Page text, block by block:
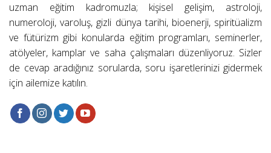
uzman eğitim kadromuzla; kişisel gelişim, astroloji,
numeroloji, varoluş, gizli dünya tarihi, bioenerji, spiritüalizm
ve fütürizm gibi konularda eğitim programları, seminerler,
atölyeler, kamplar ve saha çalışmaları düzenliyoruz. Sizler
de cevap aradığınız sorularda, soru işaretlerinizi gidermek
için ailemize katılın.